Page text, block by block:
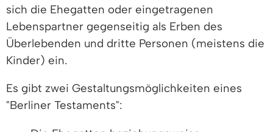
sich die Ehegatten oder eingetragenen
Lebenspartner gegenseitig als Erben des
Überlebenden und dritte Personen (meistens die
Kinder) ein.
Es gibt zwei Gestaltungsmöglichkeiten eines
"Berliner Testaments":